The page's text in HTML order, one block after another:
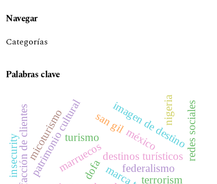
Navegar
Categorías
Palabras clave
turismo
destinos turísticos
patrimonio cultural redes sociales
imagen de destino
marruecos federalismo
méxico
satisfacción de clientes san gil
dofa
nigeria
insecurity
terrorism
micoturismo